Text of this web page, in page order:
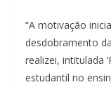
“A motivação
desdobramento
realizei, intitulada
estudantil no